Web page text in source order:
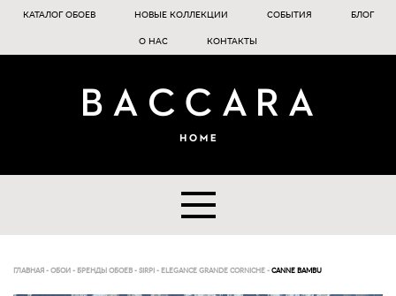
КАТАЛОГ ОБОЕВ НОВЫЕ КОЛЛЕКЦИИ СОБЫТИЯ БЛОГ
О НАС КОНТАКТЫ
ГЛАВНАЯ - ОБОИ - БРЕНДЫ ОБОЕВ - SIRPI - ELEGANCE GRANDE CORNICHE - CANNE BAMBU